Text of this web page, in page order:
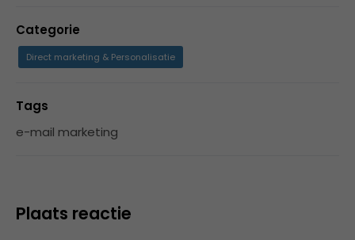
Categorie
Direct marketing & Personalisatie
Tags
e-mail marketing
Plaats reactie